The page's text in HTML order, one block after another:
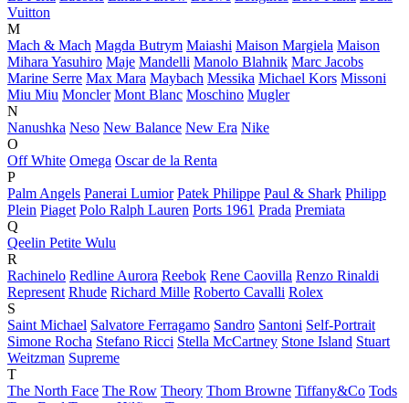
Vuitton
M
Mach & Mach Magda Butrym Maiashi Maison Margiela Maison
Mihara Yasuhiro Maje Mandelli Manolo Blahnik Marc Jacobs
Marine Serre Max Mara Maybach Messika Michael Kors Missoni
Miu Miu Moncler Mont Blanc Moschino Mugler
N
Nanushka Neso New Balance New Era Nike
O
Off White Omega Oscar de la Renta
P
Palm Angels Panerai Lumior Patek Philippe Paul & Shark Philipp
Plein Piaget Polo Ralph Lauren Ports 1961 Prada Premiata
Q
Qeelin Petite Wulu
R
Rachinelo Redline Aurora Reebok Rene Caovilla Renzo Rinaldi
Represent Rhude Richard Mille Roberto Cavalli Rolex
S
Saint Michael Salvatore Ferragamo Sandro Santoni Self-Portrait
Simone Rocha Stefano Ricci Stella McCartney Stone Island Stuart
Weitzman Supreme
T
The North Face The Row Theory Thom Browne Tiffany&Co Tods